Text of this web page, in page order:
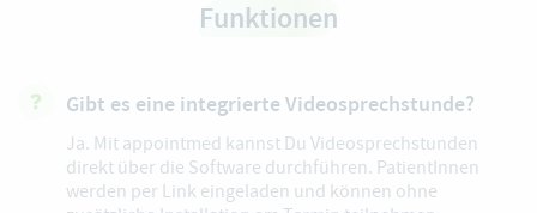
Funktionen
Gibt es eine integrierte Videosprechstunde?
Ja. Mit appointmed kannst Du Videosprechstunden
direkt über die Software durchführen. PatientInnen
werden per Link eingeladen und können ohne